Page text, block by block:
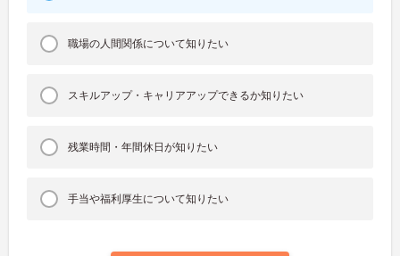
職場の人間関係について知りたい
スキルアップ・キャリアアップできるか知りたい
残業時間・年間休日が知りたい
手当や福利厚生について知りたい